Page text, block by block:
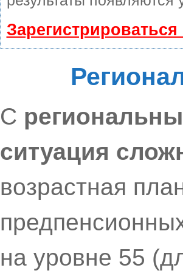
С
ситуация
возрастная
на уровне 55